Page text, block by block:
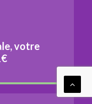
votre